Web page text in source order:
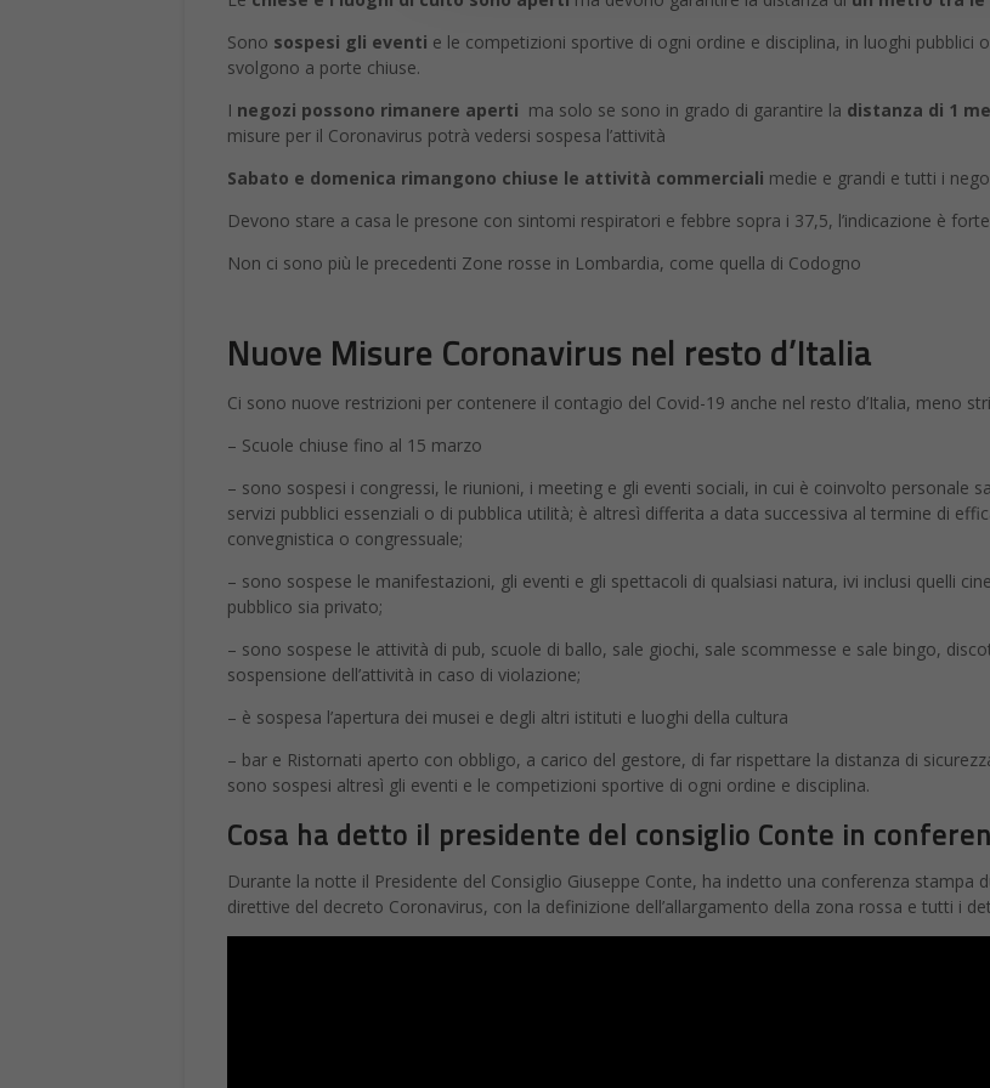
Sono sospesi gli eventi e le competizioni sportive di ogni ordine e disciplina, in luoghi
svolgono a porte chiuse.
I negozi possono rimanere aperti ma solo se sono in grado di garantire la distanza di 1
misure per il Coronavirus potrà vedersi sospesa l’attività
Sabato e domenica rimangono chiuse le attività commerciali medie e grandi e tutti i
Devono stare a casa le presone con sintomi respiratori e febbre sopra i 37,5, l’indicazione è
Non ci sono più le precedenti Zone rosse in Lombardia, come quella di Codogno
Nuove Misure Coronavirus nel resto d’Italia
Ci sono nuove restrizioni per contenere il contagio del Covid-19 anche nel resto d’Italia, meno
– Scuole chiuse fino al 15 marzo
– sono sospesi i congressi, le riunioni, i meeting e gli eventi sociali, in cui è coinvolto personale
servizi pubblici essenziali o di pubblica utilità; è altresì differita a data successiva al termine di
convegnistica o congressuale;
– sono sospese le manifestazioni, gli eventi e gli spettacoli di qualsiasi natura, ivi inclusi quelli
pubblico sia privato;
– sono sospese le attività di pub, scuole di ballo, sale giochi, sale scommesse e sale bingo,
sospensione dell’attività in caso di violazione;
– è sospesa l’apertura dei musei e degli altri istituti e luoghi della cultura
– bar e Ristornati aperto con obbligo, a carico del gestore, di far rispettare la distanza di
sono sospesi altresì gli eventi e le competizioni sportive di ogni ordine e disciplina.
Cosa ha detto il presidente del consiglio Conte in
Durante la notte il Presidente del Consiglio Giuseppe Conte, ha indetto una conferenza
direttive del decreto Coronavirus, con la definizione dell’allargamento della zona rossa e tutti i